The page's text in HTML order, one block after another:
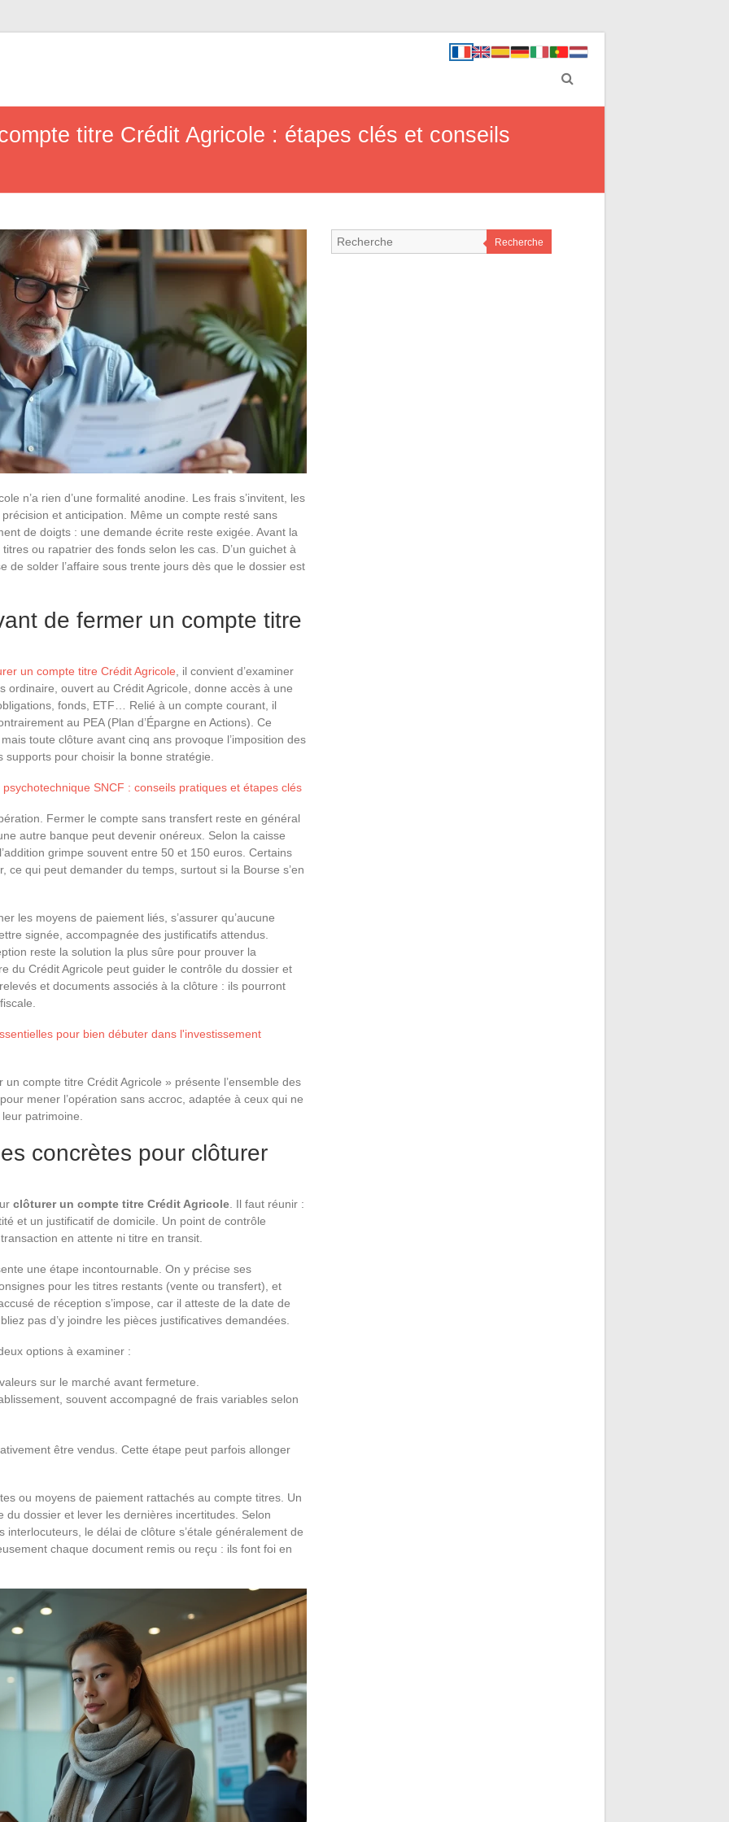
titre Crédit Agricole : étapes clés et conseils
n’a rien d’une formalité anodine. Les frais s’invitent, les
et anticipation. Même un compte resté sans
de doigts : une demande écrite reste exigée. Avant la
ou rapatrier des fonds selon les cas. D’un guichet à
de solder l’affaire sous trente jours dès que le dossier est
de fermer un compte titre
un compte titre Crédit Agricole , il convient d’examiner
ordinaire, ouvert au Crédit Agricole, donne accès à une
fonds, ETF… Relié à un compte courant, il
au PEA (Plan d’Épargne en Actions). Ce
toute clôture avant cinq ans provoque l’imposition des
pour choisir la bonne stratégie.
SNCF : conseils pratiques et étapes clés
Fermer le compte sans transfert reste en général
autre banque peut devenir onéreux. Selon la caisse
grimpe souvent entre 50 et 150 euros. Certains
ce qui peut demander du temps, surtout si la Bourse s’en
les moyens de paiement liés, s’assurer qu’aucune
signée, accompagnée des justificatifs attendus.
reste la solution la plus sûre pour prouver la
du Crédit Agricole peut guider le contrôle du dossier et
et documents associés à la clôture : ils pourront
pour bien débuter dans l'investissement
compte titre Crédit Agricole » présente l’ensemble des
mener l’opération sans accroc, adaptée à ceux qui ne
patrimoine.
concrètes pour clôturer
clôturer un compte titre Crédit Agricole . Il faut réunir :
et un justificatif de domicile. Un point de contrôle
en attente ni titre en transit.
une étape incontournable. On y précise ses
pour les titres restants (vente ou transfert), et
de réception s’impose, car il atteste de la date de
pas d’y joindre les pièces justificatives demandées.
options à examiner :
sur le marché avant fermeture.
souvent accompagné de frais variables selon
être vendus. Cette étape peut parfois allonger
ou moyens de paiement rattachés au compte titres. Un
du dossier et lever les dernières incertitudes. Selon
interlocuteurs, le délai de clôture s’étale généralement de
chaque document remis ou reçu : ils font foi en
Recherche